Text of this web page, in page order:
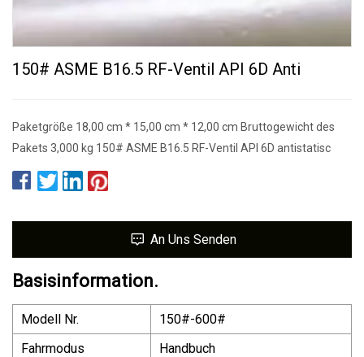
150# ASME B16.5 RF-Ventil API 6D Anti
Paketgröße 18,00 cm * 15,00 cm * 12,00 cm Bruttogewicht des
Pakets 3,000 kg 150# ASME B16.5 RF-Ventil API 6D antistatisc
An Uns Senden
Basisinformation.
Modell Nr.
150#-600#
Fahrmodus
Handbuch